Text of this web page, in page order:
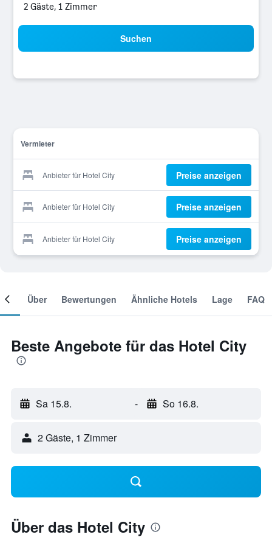
2 Gäste, 1 Zimmer
Suchen
Vermieter
Anbieter für Hotel City Preise anzeigen
Anbieter für Hotel City Preise anzeigen
Anbieter für Hotel City Preise anzeigen
Über Bewertungen Ähnliche Hotels Lage FAQ
Beste Angebote für das Hotel City
Sa 15.8. - So 16.8.
2 Gäste, 1 Zimmer
Über das Hotel City